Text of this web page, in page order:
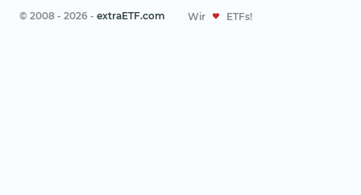
© 2008 - 2026 - extraETF.com Wir ETFs!